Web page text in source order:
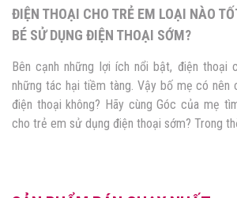
ĐIỆN THOẠI CHO TRẺ EM LOẠI NÀO
BÉ SỬ DỤNG ĐIỆN THOẠI SỚM?
Bên cạnh những lợi ích nổi bật, điện thoại
những tác hại tiềm tàng. Vậy bố mẹ có nên
điện thoại không? Hãy cùng Góc của mẹ
cho trẻ em sử dụng điện thoại sớm? Trong